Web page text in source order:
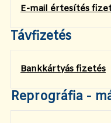
E-mail értesítés
Távfizetés
Bankkártyás fizetés
Reprográfia -